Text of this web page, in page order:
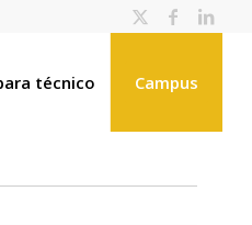
técnico Campus